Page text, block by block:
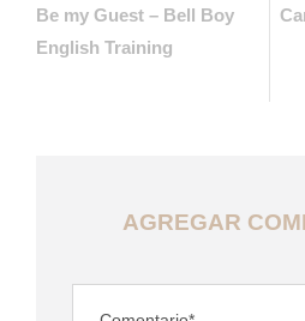
Be my Guest – Bell Boy
English Training
AGREGAR